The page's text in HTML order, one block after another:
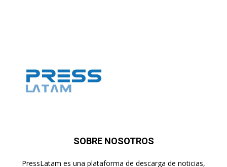
SOBRE NOSOTROS
PressLatam es una plataforma de descarga de noticias,